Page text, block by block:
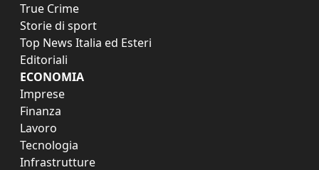
True Crime
Storie di sport
Top News Italia ed Esteri
Editoriali
ECONOMIA
Imprese
Finanza
Lavoro
Tecnologia
Infrastrutture